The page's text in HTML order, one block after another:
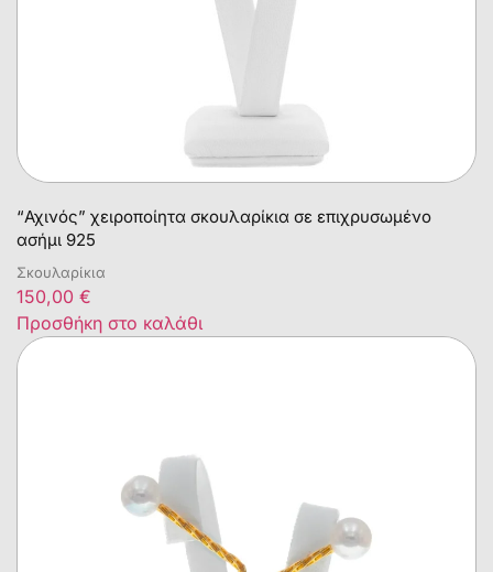
“Αχινός” χειροποίητα σκουλαρίκια σε επιχρυσωμένο
ασήμι 925
Σκουλαρίκια
150,00 €
Προσθήκη στο καλάθι